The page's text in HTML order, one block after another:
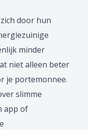
door hun
minder
niet alleen beter
je portemonnee.
slimme
app of